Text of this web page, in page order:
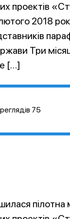
проектів
2018
Три
[…]
75